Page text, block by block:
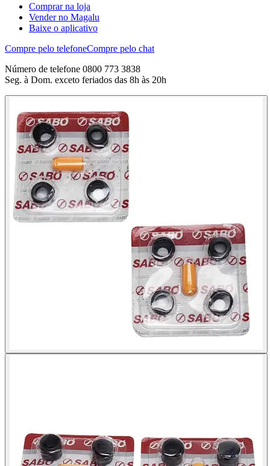
Comprar na loja
Vender no Magalu
Baixe o aplicativo
Compre pelo telefoneCompre pelo chat
Número de telefone 0800 773 3838
Seg. à Dom. exceto feriados das 8h às 20h